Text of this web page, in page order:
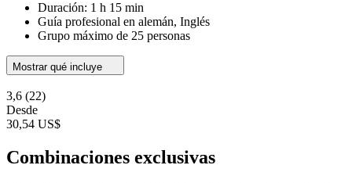
Duración: 1 h 15 min
Guía profesional en alemán, Inglés
Grupo máximo de 25 personas
Mostrar qué incluye
3,6 (22)
Desde
30,54 US$
Combinaciones exclusivas